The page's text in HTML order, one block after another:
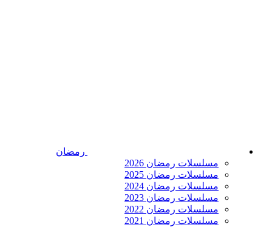
رمضان
مسلسلات رمضان 2026
مسلسلات رمضان 2025
مسلسلات رمضان 2024
مسلسلات رمضان 2023
مسلسلات رمضان 2022
مسلسلات رمضان 2021